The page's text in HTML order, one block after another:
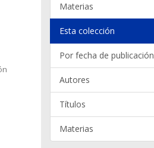
Materias
Esta colección
Por fecha de publicación
Autores
Títulos
Materias